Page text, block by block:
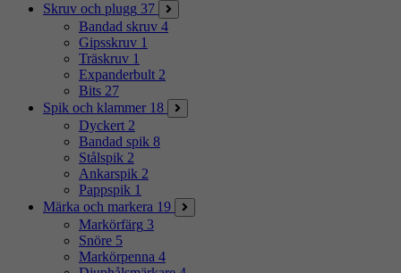
Skruv och plugg 37
Bandad skruv 4
Gipsskruv 1
Träskruv 1
Expanderbult 2
Bits 27
Spik och klammer 18
Dyckert 2
Bandad spik 8
Stålspik 2
Ankarspik 2
Pappspik 1
Märka och markera 19
Markörfärg 3
Snöre 5
Markörpenna 4